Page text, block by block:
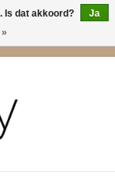
Is dat akkoord?
Ja